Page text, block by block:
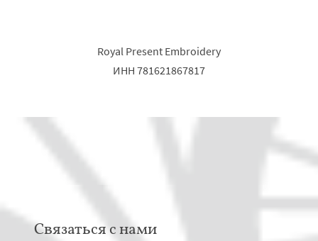
Royal Present Embroidery
ИНН 781621867817
Связаться с нами